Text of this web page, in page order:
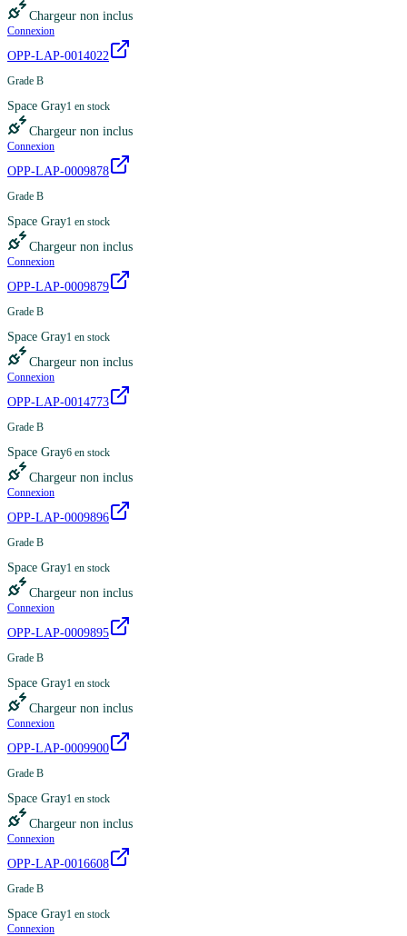
Chargeur non inclus
Connexion
OPP-LAP-0014022
Grade B
Space Gray1 en stock
Chargeur non inclus
Connexion
OPP-LAP-0009878
Grade B
Space Gray1 en stock
Chargeur non inclus
Connexion
OPP-LAP-0009879
Grade B
Space Gray1 en stock
Chargeur non inclus
Connexion
OPP-LAP-0014773
Grade B
Space Gray6 en stock
Chargeur non inclus
Connexion
OPP-LAP-0009896
Grade B
Space Gray1 en stock
Chargeur non inclus
Connexion
OPP-LAP-0009895
Grade B
Space Gray1 en stock
Chargeur non inclus
Connexion
OPP-LAP-0009900
Grade B
Space Gray1 en stock
Chargeur non inclus
Connexion
OPP-LAP-0016608
Grade B
Space Gray1 en stock
Connexion